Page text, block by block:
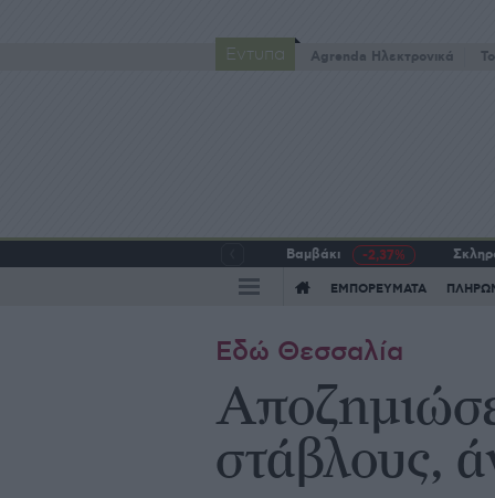
Έντυπα Agrenda Ηλεκτρονικά
Βαμβάκι -2,37%
ΕΜΠΟΡΕΥΜΑΤΑ
Εδώ Θεσσαλία
στάβλους,